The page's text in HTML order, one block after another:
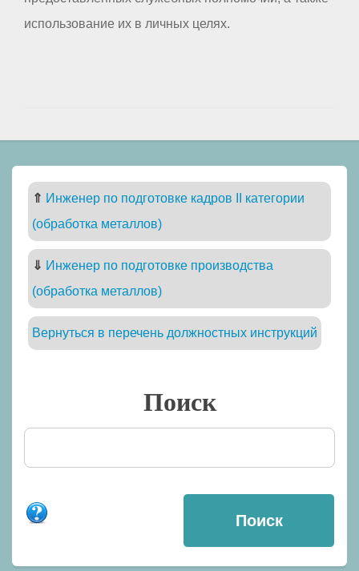
использование их в личных целях.
⇑ Инженер по подготовке кадров II категории
(обработка металлов)
⇓ Инженер по подготовке производства
(обработка металлов)
Вернуться в перечень должностных инструкций
Поиск